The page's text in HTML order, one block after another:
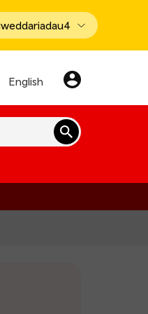
4
English